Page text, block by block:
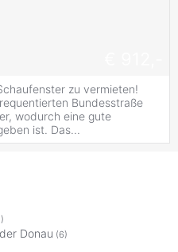
zu vermieten!
Bundesstraße
wodurch eine gute
ist. Das...
Donau (6)